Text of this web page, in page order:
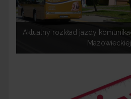
Aktualny rozkład jazdy
Mazowieckiej